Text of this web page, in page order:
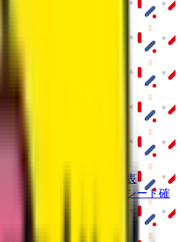
ト
み
クシート確認結果の公表
ラインに係るチェックシート確